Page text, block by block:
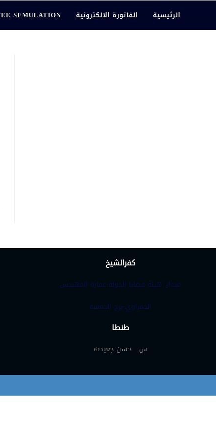
SEMULATION الفاتورة الالكترونية الرئيسية
كفرالشيخ
ميدان هيئة قضايا الدولة-عمارة المهندس
الحمراوي-برج الجمعية
طنطا
س حسن جعيصه